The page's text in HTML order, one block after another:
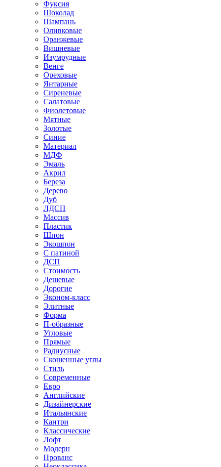
Фуксия
Шоколад
Шампань
Оливковые
Оранжевые
Вишневые
Изумрудные
Венге
Ореховые
Янтарные
Сиреневые
Салатовые
Фиолетовые
Мятные
Золотые
Синие
Материал
МДФ
Эмаль
Акрил
Береза
Дерево
Дуб
ЛДСП
Массив
Пластик
Шпон
Экошпон
С патиной
ДСП
Стоимость
Дешевые
Дорогие
Эконом-класс
Элитные
Форма
П-образные
Угловые
Прямые
Радиусные
Скошенные углы
Стиль
Современные
Евро
Английские
Дизайнерские
Итальянские
Кантри
Классические
Лофт
Модерн
Прованс